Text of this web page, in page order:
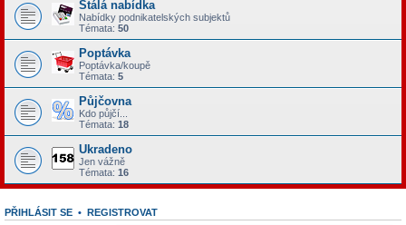
Stálá nabídka
Nabídky podnikatelských subjektů
Témata: 50
Poptávka
Poptávka/koupě
Témata: 5
Půjčovna
Kdo půjčí...
Témata: 18
Ukradeno
Jen vážně
Témata: 16
PŘIHLÁSIT SE • REGISTROVAT